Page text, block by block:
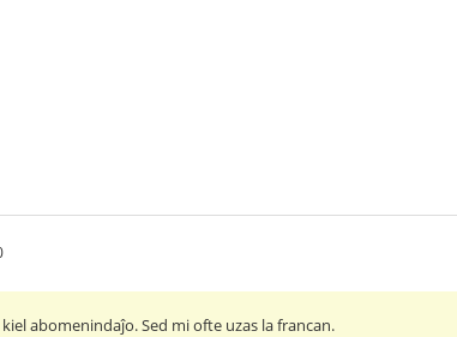
abomenindaĵo. Sed mi ofte uzas la francan.